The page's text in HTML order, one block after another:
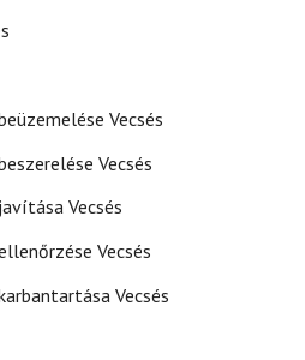
Vecsés
Vecsés
Vecsés
Vecsés
Vecsés